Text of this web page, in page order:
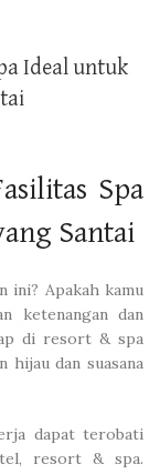
Ideal untuk
Spa
Santai
ini? Apakah kamu
ketenangan dan
di resort & spa
hijau dan suasana
dapat terobati
resort & spa.